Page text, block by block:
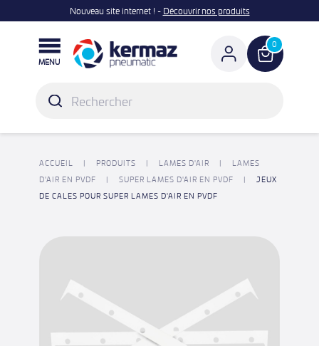
Nouveau site internet ! - Découvrir nos produits

MENU
0
ACCUEIL PRODUITS LAMES D'AIR
LAMES
D'AIR EN PVDF
SUPER LAMES D'AIR EN PVDF
JEUX
DE CALES POUR SUPER LAMES D'AIR EN PVDF